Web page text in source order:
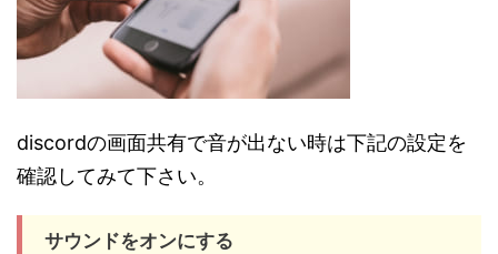
discordの画面共有で音が出ない時は下記の設定を
確認してみて下さい。
サウンドをオンにする